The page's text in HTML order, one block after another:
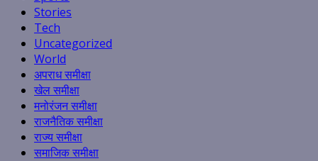
Stories
Tech
Uncategorized
World
अपराध समीक्षा
खेल समीक्षा
मनोरंजन समीक्षा
राजनैतिक समीक्षा
राज्य समीक्षा
समाजिक समीक्षा